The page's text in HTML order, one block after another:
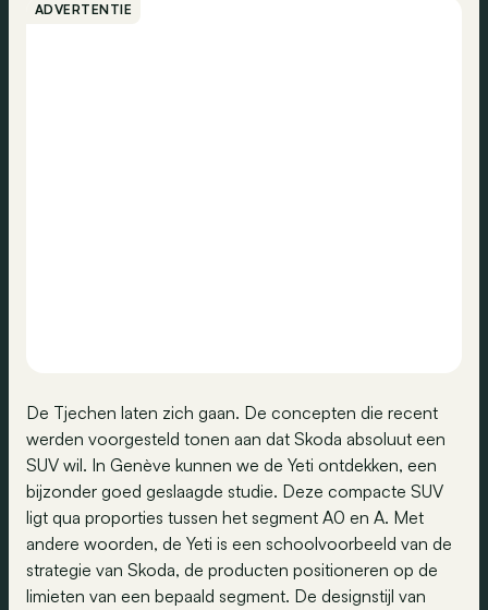
ADVERTENTIE
De Tjechen laten zich gaan. De concepten die recent
werden voorgesteld tonen aan dat Skoda absoluut een
SUV wil. In Genève kunnen we de Yeti ontdekken, een
bijzonder goed geslaagde studie. Deze compacte SUV
ligt qua proporties tussen het segment A0 en A. Met
andere woorden, de Yeti is een schoolvoorbeeld van de
strategie van Skoda, de producten positioneren op de
limieten van een bepaald segment. De designstijl van